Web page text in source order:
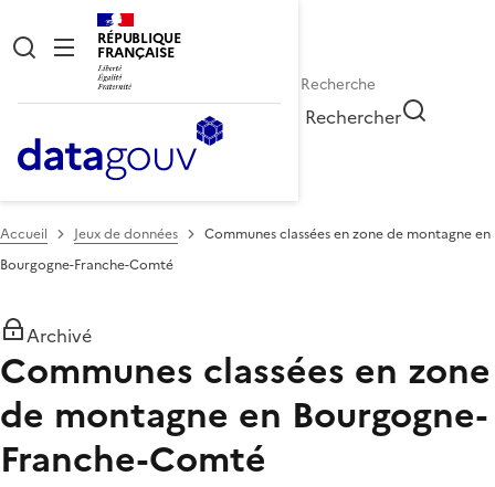
RÉPUBLIQUE
FRANÇAISE
Rechercher
Accueil Jeux de données
Communes classées en zone de montagne en
Bourgogne-Franche-Comté
Archivé
Communes classées en zone
de montagne en Bourgogne-
Franche-Comté